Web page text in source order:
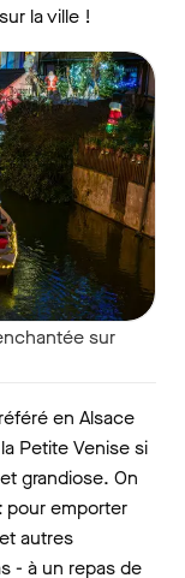
la ville !
sur
en Alsace
Petite Venise si
grandiose. On
pour emporter
autres
- à un repas de